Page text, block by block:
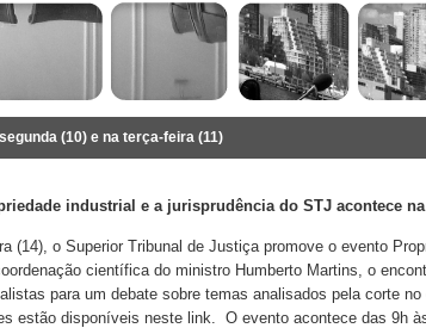
(10) e na terça-feira (11)
industrial e a jurisprudência do STJ acontece
(14), o Superior Tribunal de Justiça promove o evento
científica do ministro Humberto Martins, o
para um debate sobre temas analisados pela corte no
estão disponíveis neste link. O evento acontece das 9h